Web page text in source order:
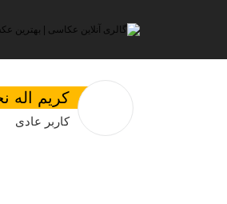
کریم اله
کاربر عادی